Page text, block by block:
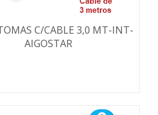
C/CABLE 3,0 MT-INT-
AIGOSTAR